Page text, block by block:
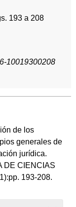
193 a 208
10019300208
de los
generales de
jurídica.
DE CIENCIAS
193-208.